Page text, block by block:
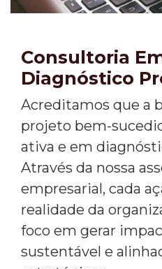
Consultoria
Diagnóstico
Acreditamos que a
projeto bem-
ativa e em
Através da nossa
empresarial, cada
realidade da
foco em gerar
sustentável e